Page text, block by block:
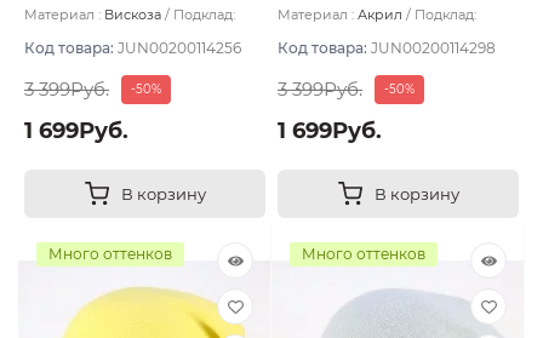
Материал : Вискоза
Подклад:
Код товара: JUN00200114256
3 399Руб. -50%
1 699Руб.
В корзину
Материал : Акрил
Подклад:
Код товара: JUN00200114298
3 399Руб. -50%
1 699Руб.
В корзину
Много оттенков Много оттенков